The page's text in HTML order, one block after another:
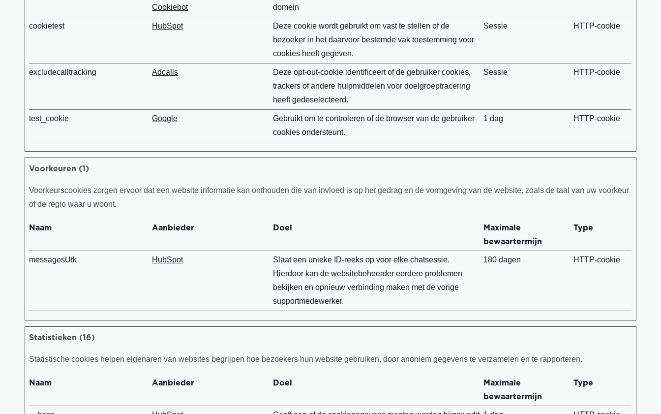
Cookiebot
domein
cookietest HubSpot
Deze cookie wordt gebruikt om vast te stellen of de
bezoeker in het daarvoor bestemde vak toestemming voor
cookies heeft gegeven.
Sessie HTTP-cookie
excludecalltracking Adcalls
Deze opt-out-cookie identificeert of de gebruiker cookies,
trackers of andere hulpmiddelen voor doelgroeptracering
heeft gedeselecteerd.
Sessie HTTP-cookie
test_cookie Google
Gebruikt om te controleren of de browser van de gebruiker
cookies ondersteunt.
1 dag HTTP-cookie
Voorkeuren (1)
Voorkeurscookies zorgen ervoor dat een website informatie kan onthouden die van invloed is op het gedrag en de vormgeving van de website, zoals de taal van uw voorkeur
of de regio waar u woont.
Naam Aanbieder Doel
Maximale
bewaartermijn
Type
messagesUtk HubSpot
Slaat een unieke ID-reeks op voor elke chatsessie.
Hierdoor kan de websitebeheerder eerdere problemen
bekijken en opnieuw verbinding maken met de vorige
supportmedewerker.
180 dagen HTTP-cookie
Statistieken (16)
Statistische cookies helpen eigenaren van websites begrijpen hoe bezoekers hun website gebruiken, door anoniem gegevens te verzamelen en te rapporteren.
Naam Aanbieder Doel
Maximale
bewaartermijn
Type